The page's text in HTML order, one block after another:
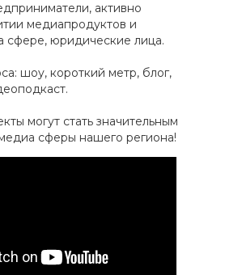
активно
медиапродуктов и
юридические лица.
шоу, короткий метр, блог,
могут стать значительным
сферы нашего региона!